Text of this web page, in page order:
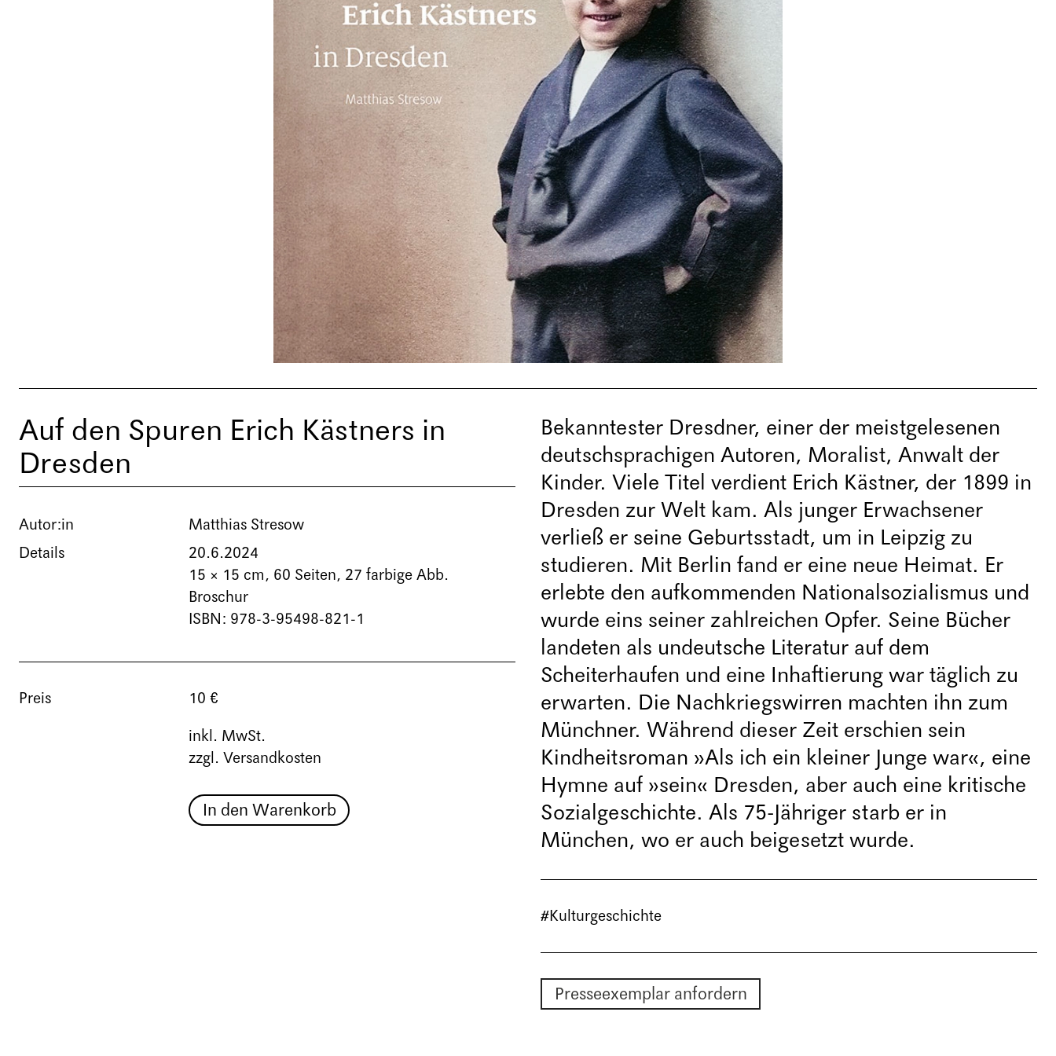
Auf den Spuren Erich Kästners in
Dresden
Autor:in
Matthias Stresow
Details
20.6.2024
15 × 15 cm, 60 Seiten, 27 farbige Abb.
Broschur
ISBN: 978-3-95498-821-1
Preis 10 €
inkl. MwSt.
zzgl. Versandkosten
In den Warenkorb
Bekanntester Dresdner, einer der meistgelesenen
deutschsprachigen Autoren, Moralist, Anwalt der
Kinder. Viele Titel verdient Erich Kästner, der 1899 in
Dresden zur Welt kam. Als junger Erwachsener
verließ er seine Geburtsstadt, um in Leipzig zu
studieren. Mit Berlin fand er eine neue Heimat. Er
erlebte den aufkommenden Nationalsozialismus und
wurde eins seiner zahlreichen Opfer. Seine Bücher
landeten als undeutsche Literatur auf dem
Scheiterhaufen und eine Inhaftierung war täglich zu
erwarten. Die Nachkriegswirren machten ihn zum
Münchner. Während dieser Zeit erschien sein
Kindheitsroman »Als ich ein kleiner Junge war«, eine
Hymne auf »sein« Dresden, aber auch eine kritische
Sozialgeschichte. Als 75-Jähriger starb er in
München, wo er auch beigesetzt wurde.
#Kulturgeschichte
Presseexemplar anfordern